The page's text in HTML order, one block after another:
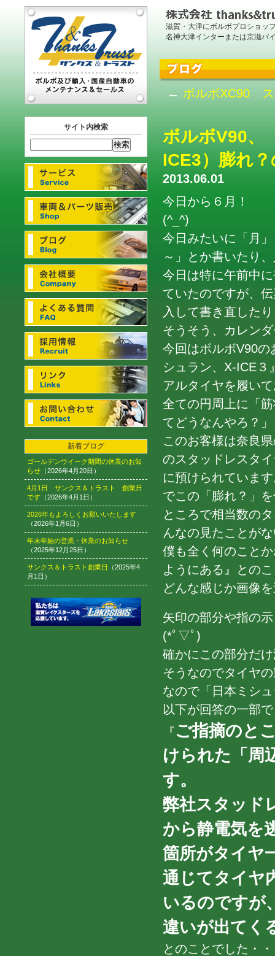
滋賀・大津にボルボプロショッ
名神大津インターまたは京滋バ
サイト内検索
新着ブログ
ゴールデンウイーク期間の休業のお知
らせ （2026年4月20日）
4月1日 サンクス＆トラスト 創業日
です （2026年4月1日）
2026年もよろしくお願いいたします
（2026年1月6日）
年末年始の営業・休業のお知らせ
（2025年12月25日）
サンクス＆トラスト創業日
（2025年4
月1日）
← ボルボXC90
ボルボV90、
ICE3）膨れ
2013.06.01
今日から６月！
(^_^)
今日みたいに「月
～」とか書いたり
今日は特に午前中
ていたのですが、
入して書き直した
そうそう、カレン
今回はボルボV90
シュラン、X-ICE３
アルタイヤを履い
全ての円周上に「
てどうなんやろ？
このお客様は奈良
のスタッドレスタ
に預けられていま
でこの「膨れ？」
ところで相当数の
んなの見たことが
僕も全く何のこと
ようにある』との
どんな感じか画像
矢印の部分や指の
(*ﾟ▽ﾟ)
確かにこの部分だ
そうなのでタイヤ
なので「日本ミシ
以下が回答の一部
『 ご指摘のと
けられた「周
す。
弊社スタッド
から静電気を
箇所がタイヤ
通じてタイヤ
いるのですが
違いが出てく
とのことでした・